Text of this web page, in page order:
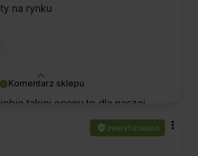
Komentarz sklepu
takiej oceny to dla naszej
Dziękujemy za Twój
naszej firmy i produktów.
na rynku
zweryfikowano